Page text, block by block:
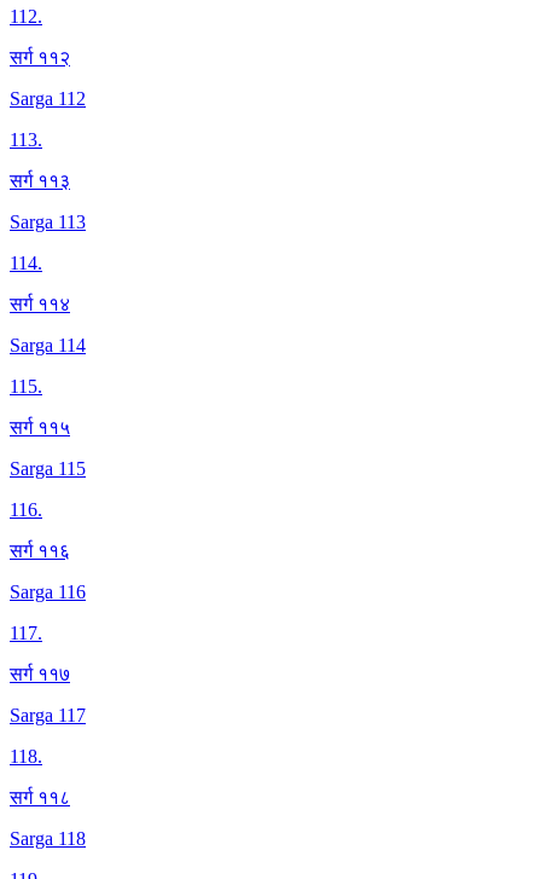
112.
सर्ग ११२
Sarga 112
113.
सर्ग ११३
Sarga 113
114.
सर्ग ११४
Sarga 114
115.
सर्ग ११५
Sarga 115
116.
सर्ग ११६
Sarga 116
117.
सर्ग ११७
Sarga 117
118.
सर्ग ११८
Sarga 118